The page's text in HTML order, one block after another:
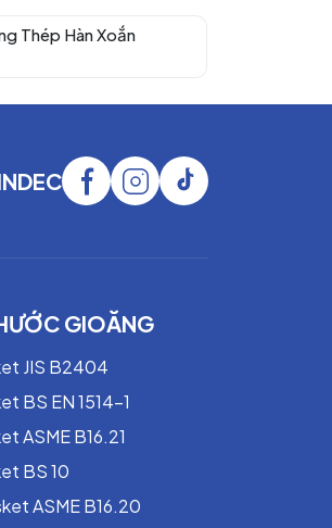
Thép Hàn Xoắn
GIOĂNG
JIS B2404
BS EN 1514-1
ASME B16.21
BS 10
ASME B16.20